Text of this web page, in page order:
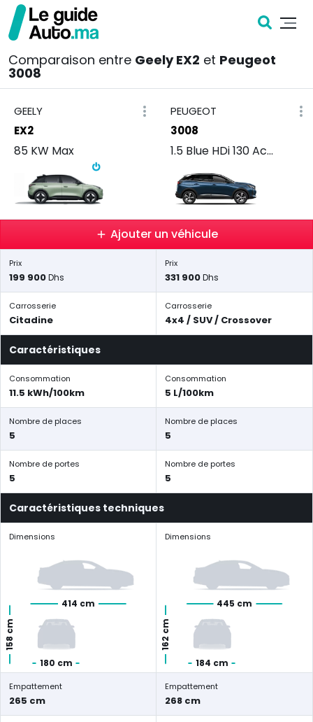
Comparaison entre Geely EX2 et Peugeot
3008
GEELY
EX2
85 KW Max
PEUGEOT
3008
1.5 Blue HDi 130 Active BVM
Ajouter un véhicule
Prix
199 900Dhs
Prix
331 900Dhs
Carrosserie
Citadine
Carrosserie
4x4 / SUV / Crossover
Caractéristiques
Consommation
11.5 kWh/100km
Consommation
5 L/100km
Nombre de places
5
Nombre de places
5
Nombre de portes
5
Nombre de portes
5
Caractéristiques techniques
Dimensions
414 cm
180 cm
158 cm
Dimensions
445 cm
184 cm
162 cm
Empattement
265 cm
Empattement
268 cm